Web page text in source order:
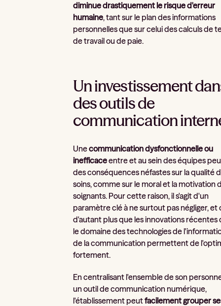
diminue drastiquement le risque d'erreur
humaine, tant sur le plan des informations
personnelles que sur celui des calculs de
de travail ou de paie.
Un investissement
des outils de
communication
Unecommunication dysfonctionnelle ou
inefficaceentre et au sein des équipes
des conséquences néfastes sur la qualité
soins, comme sur le moral et la motivation
soignants. Pour cette raison, il s'agit d'un
paramètre clé à ne surtout pas négliger, et
d'autant plus que les innovations récentes
le domaine des technologies de
de la communication permettent de
fortement.
En centralisant l'ensemble de son
un outil de communication numérique,
l'établissement peutfacilement grouper